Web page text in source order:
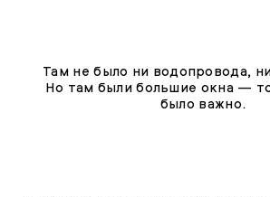
Там не было ни водопровода,
Но там были большие окна —
было важно.